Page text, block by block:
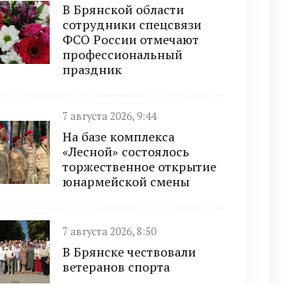
В Брянской области
сотрудники спецсвязи
ФСО России отмечают
профессиональный
праздник
7 августа 2026, 9:44
На базе комплекса
«Лесной» состоялось
торжественное открытие
юнармейской смены
7 августа 2026, 8:50
В Брянске чествовали
ветеранов спорта